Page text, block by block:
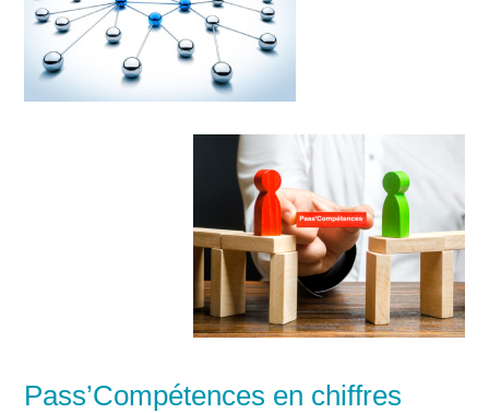
Pass’Compétences en chiffres